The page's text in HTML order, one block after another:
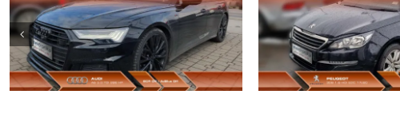
Audi A6 3.0 TDI 286 HP Elektronika –
Peugeot 308 1.6 HDI EDC 17c60 AdBlue
Off